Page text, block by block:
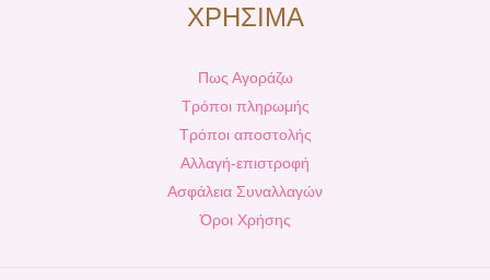
ΧΡΗΣΙΜΑ
Πως Αγοράζω
Τρόποι πληρωμής
Τρόποι αποστολής
Αλλαγή-επιστροφή
Ασφάλεια Συναλλαγών
Όροι Χρήσης